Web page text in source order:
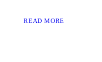
READ MORE